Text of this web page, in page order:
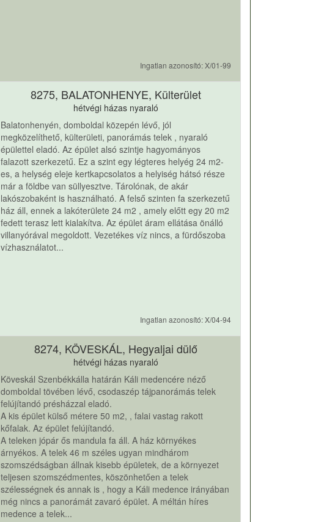
Ingatlan azonosító: X/01-99
8275, BALATONHENYE, Külterület
hétvégi házas nyaraló
Balatonhenyén, domboldal közepén lévő, jól
megközelíthető, külterületi, panorámás telek , nyaraló
épülettel eladó. Az épület alsó szintje hagyományos
falazott szerkezetű. Ez a szint egy légteres helyég 24 m2-
es, a helység eleje kertkapcsolatos a helyiség hátsó része
már a földbe van süllyesztve. Tárolónak, de akár
lakószobaként is használható. A felső szinten fa szerkezetű
ház áll, ennek a lakóterülete 24 m2 , amely előtt egy 20 m2
fedett terasz lett kialakítva. Az épület áram ellátása önálló
villanyórával megoldott. Vezetékes víz nincs, a fürdőszoba
vízhasználatot...
Ingatlan azonosító: X/04-94
8274, KÖVESKÁL, Hegyaljai dülő
hétvégi házas nyaraló
Köveskál Szenbékkálla határán Káli medencére néző
domboldal tövében lévő, csodaszép tájpanorámás telek
felújítandó présházzal eladó.
A kis épület külső métere 50 m2, , falai vastag rakott
kőfalak. Az épület felújítandó.
A teleken jópár ős mandula fa áll. A ház környékes
árnyékos. A telek 46 m széles ugyan mindhárom
szomszédságban állnak kisebb épületek, de a környezet
teljesen szomszédmentes, köszönhetően a telek
szélességnek és annak is , hogy a Káli medence irányában
még nincs a panorámát zavaró épület. A méltán híres
medence a telek...